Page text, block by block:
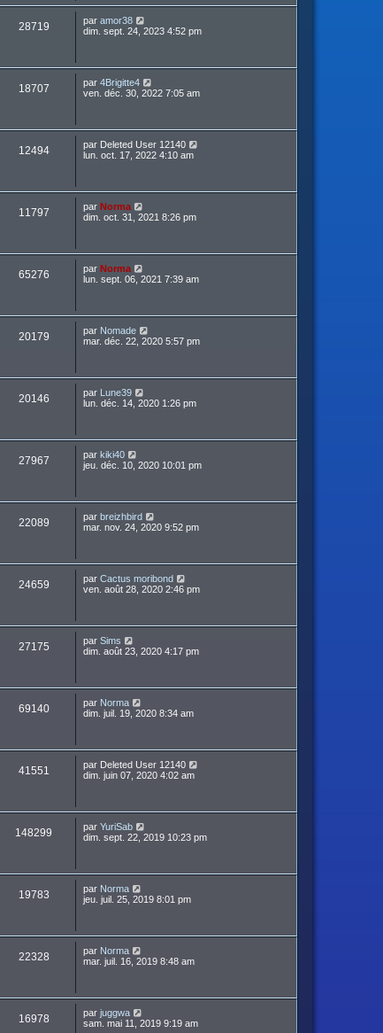
28719 par amor38
dim. sept. 24, 2023 4:52 pm
18707 par 4Brigitte4
ven. déc. 30, 2022 7:05 am
12494 par Deleted User 12140
lun. oct. 17, 2022 4:10 am
11797 par Norma
dim. oct. 31, 2021 8:26 pm
65276 par Norma
lun. sept. 06, 2021 7:39 am
20179 par Nomade
mar. déc. 22, 2020 5:57 pm
20146 par Lune39
lun. déc. 14, 2020 1:26 pm
27967 par kiki40
jeu. déc. 10, 2020 10:01 pm
22089 par breizhbird
mar. nov. 24, 2020 9:52 pm
24659 par Cactus moribond
ven. août 28, 2020 2:46 pm
27175 par Sims
dim. août 23, 2020 4:17 pm
69140 par Norma
dim. juil. 19, 2020 8:34 am
41551 par Deleted User 12140
dim. juin 07, 2020 4:02 am
148299 par YuriSab
dim. sept. 22, 2019 10:23 pm
19783 par Norma
jeu. juil. 25, 2019 8:01 pm
22328 par Norma
mar. juil. 16, 2019 8:48 am
16978 par juggwa
sam. mai 11, 2019 9:19 am